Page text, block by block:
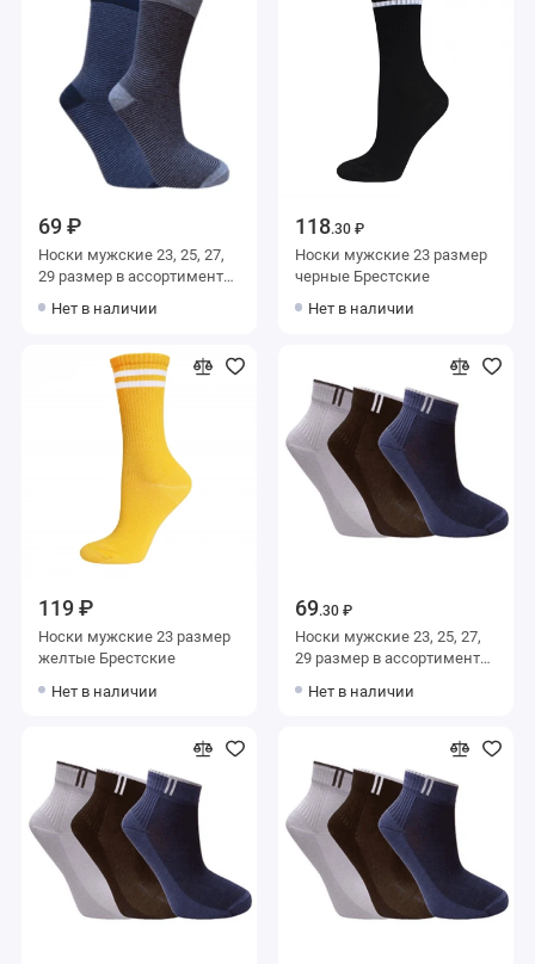
69 ₽
Носки мужские 23, 25, 27,
29 размер в ассортименте
Нет в наличии
118.30 ₽
Носки мужские 23 размер
черные Брестские
Нет в наличии
119 ₽
Носки мужские 23 размер
желтые Брестские
Нет в наличии
69.30 ₽
Носки мужские 23, 25, 27,
29 размер в ассортименте
Нет в наличии